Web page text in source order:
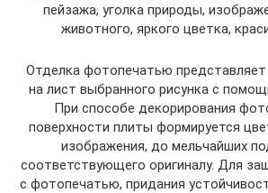
пейзажа, уголка природы,
животного, яркого цветка,
Отделка фотопечатью представляет
на лист выбранного рисунка с
При способе декорирования
поверхности плиты формируется
изображения, до мельчайших
соответствующего оригиналу. Для
с фотопечатью, придания